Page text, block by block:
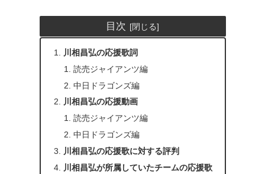
目次
川相昌弘の応援歌詞
読売ジャイアンツ編
中日ドラゴンズ編
川相昌弘の応援動画
読売ジャイアンツ編
中日ドラゴンズ編
川相昌弘の応援歌に対する評判
川相昌弘が所属していたチームの応援歌